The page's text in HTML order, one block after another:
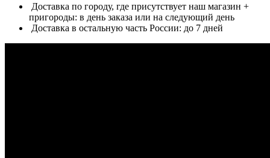
Доставка по городу, где присутствует наш магазин +
пригороды: в день заказа или на следующий день
Доставка в остальную часть России: до 7 дней